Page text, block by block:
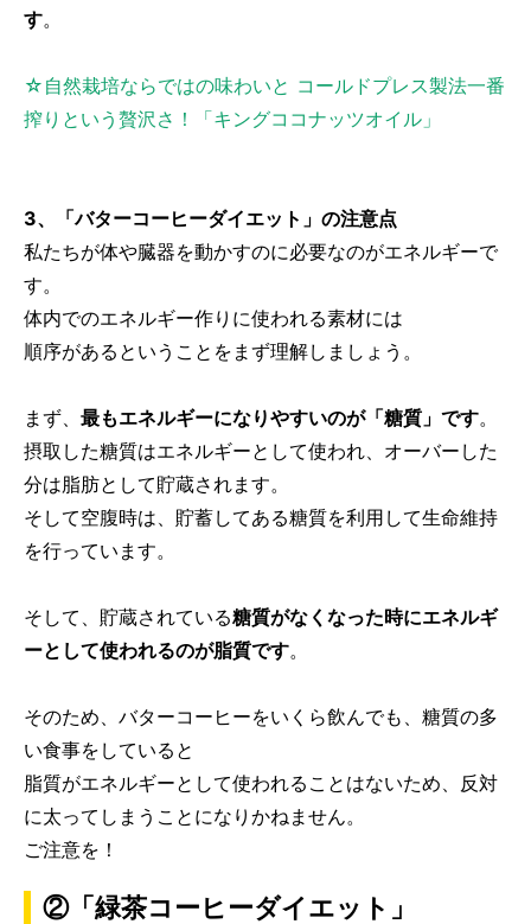
す。
☆自然栽培ならではの味わいと コールドプレス製法一番
搾りという贅沢さ！「キングココナッツオイル」
3、「バターコーヒーダイエット」の注意点
私たちが体や臓器を動かすのに必要なのがエネルギーで
す。
体内でのエネルギー作りに使われる素材には
順序があるということをまず理解しましょう。
まず、 最もエネルギーになりやすいのが「糖質」です。
摂取した糖質はエネルギーとして使われ、オーバーした
分は脂肪として貯蔵されます。
そして空腹時は、貯蓄してある糖質を利用して生命維持
を行っています。
そして、貯蔵されている糖質がなくなった時にエネルギ
ーとして使われるのが脂質です。
そのため、バターコーヒーをいくら飲んでも、糖質の多
い食事をしていると
脂質がエネルギーとして使われることはないため、反対
に太ってしまうことになりかねません。
ご注意を！
②「緑茶コーヒーダイエット」